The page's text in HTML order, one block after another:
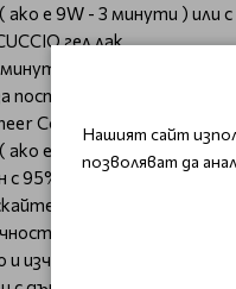
е 9W - 3 минути ) или
гел лак
( ако е 9W - 3
на плътен цвят
Colour
е 9W - 3 минути ) или с
95% спирт докато
лака
за сваляне на гел
изчакайте 7-10 мин
Нашият сайт
позволяват да